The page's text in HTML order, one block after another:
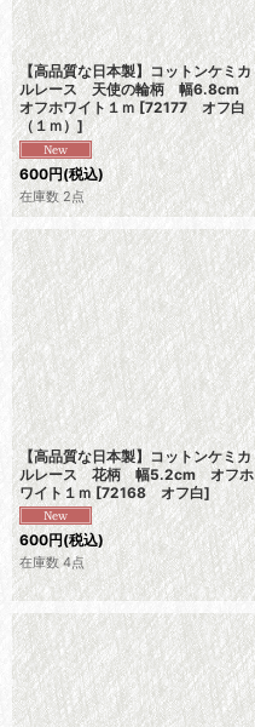
【高品質な日本製】コットンケミカ
ルレース 天使の輪柄 幅6.8cm
オフホワイト１ｍ [72177 オフ白
（１ｍ）]
600円(税込)
在庫数 2点
【高品質な日本製】コットンケミカ
ルレース 花柄 幅5.2cm オフホ
ワイト１ｍ [72168 オフ白]
600円(税込)
在庫数 4点